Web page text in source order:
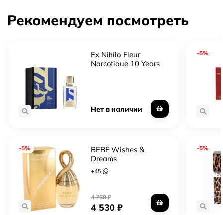
Рекомендуем посмотреть
Ex Nihilo Fleur
Narcotique 10 Years
Нет в наличии
-5%
BEBE Wishes &
Dreams
+45
4 760₽
4 530₽
-5%
-5%